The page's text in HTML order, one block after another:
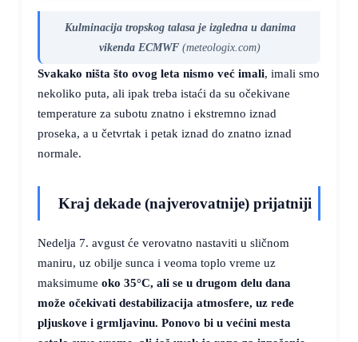
Kulminacija tropskog talasa je izgledna u danima
vikenda ECMWF (meteologix.com)
Svakako ništa što ovog leta nismo već imali, imali smo
nekoliko puta, ali ipak treba istaći da su očekivane
temperature za subotu znatno i ekstremno iznad
proseka, a u četvrtak i petak iznad do znatno iznad
normale.
Kraj dekade (najverovatnije) prijatniji
Nedelja 7. avgust će verovatno nastaviti u sličnom
maniru, uz obilje sunca i veoma toplo vreme uz
maksimume oko 35°C, ali se u drugom delu dana
može očekivati destabilizacija atmosfere, uz ređe
pljuskove i grmljavinu. Ponovo bi u većini mesta